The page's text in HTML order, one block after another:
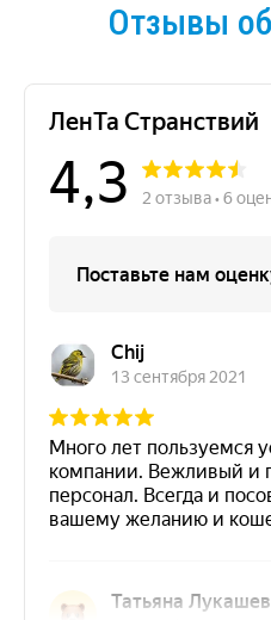
Отзывы об